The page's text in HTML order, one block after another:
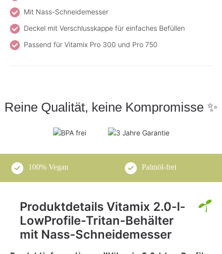
Mit Nass-Schneidemesser
Deckel mit Verschlusskappe für einfaches Befüllen
Passend für Vitamix Pro 300 und Pro 750
Reine Qualität, keine Kompromisse ✨
100% Vegan Palmöl-frei
Produktdetails Vitamix 2.0-l-
LowProfile-Tritan-Behälter
mit Nass-Schneidemesser